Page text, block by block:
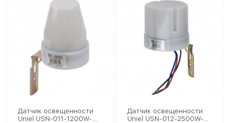
Датчик освещенности
Uniel USN-011-1200W-
Датчик освещенности
Uniel USN-012-2500W-